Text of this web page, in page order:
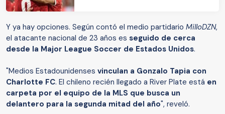
Y ya hay opciones. Según contó el medio partidario MilloDZN,
el atacante nacional de 23 años es seguido de cerca
desde la Major League Soccer de Estados Unidos.
"Medios Estadounidenses vinculan a Gonzalo Tapia con
Charlotte FC. El chileno recién llegado a River Plate está en
carpeta por el equipo de la MLS que busca un
delantero para la segunda mitad del año", reveló.